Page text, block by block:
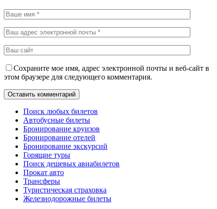
Сохраните мое имя, адрес электронной почты и веб-сайт в
этом браузере для следующего комментария.
Поиск любых билетов
Автобусные билеты
Бронирование круизов
Бронирование отелей
Бронирование экскурсий
Горящие туры
Поиск дешевых авиабилетов
Прокат авто
Трансферы
Туристическая страховка
Железнодорожные билеты